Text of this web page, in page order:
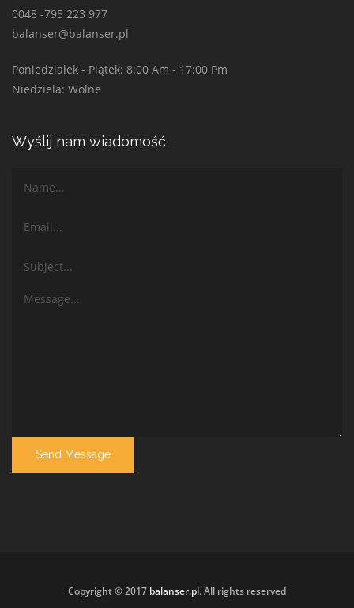
0048 -795 223 977
balanser@balanser.pl
Poniedziałek - Piątek: 8:00 Am - 17:00 Pm
Niedziela: Wolne
Wyślij nam wiadomość
Copyright © 2017 balanser.pl. All rights reserved